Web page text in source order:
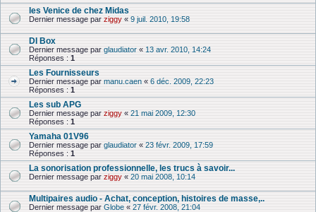
les Venice de chez Midas
Dernier message par ziggy « 9 juil. 2010, 19:58
DI Box
Dernier message par glaudiator « 13 avr. 2010, 14:24
Réponses : 1
Les Fournisseurs
Dernier message par manu.caen « 6 déc. 2009, 22:23
Réponses : 1
Les sub APG
Dernier message par ziggy « 21 mai 2009, 12:30
Réponses : 1
Yamaha 01V96
Dernier message par glaudiator « 23 févr. 2009, 17:59
Réponses : 1
La sonorisation professionnelle, les trucs à savoir...
Dernier message par ziggy « 20 mai 2008, 10:14
Multipaires audio - Achat, conception, histoires de masse,..
Dernier message par Globe « 27 févr. 2008, 21:04